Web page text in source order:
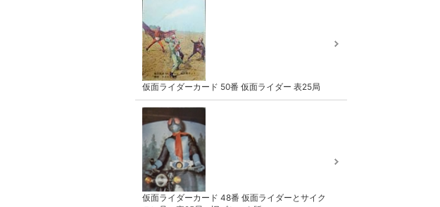
仮面ライダーカード 50番 仮面ライダー 表25局
仮面ライダーカード 48番 仮面ライダーとサイク